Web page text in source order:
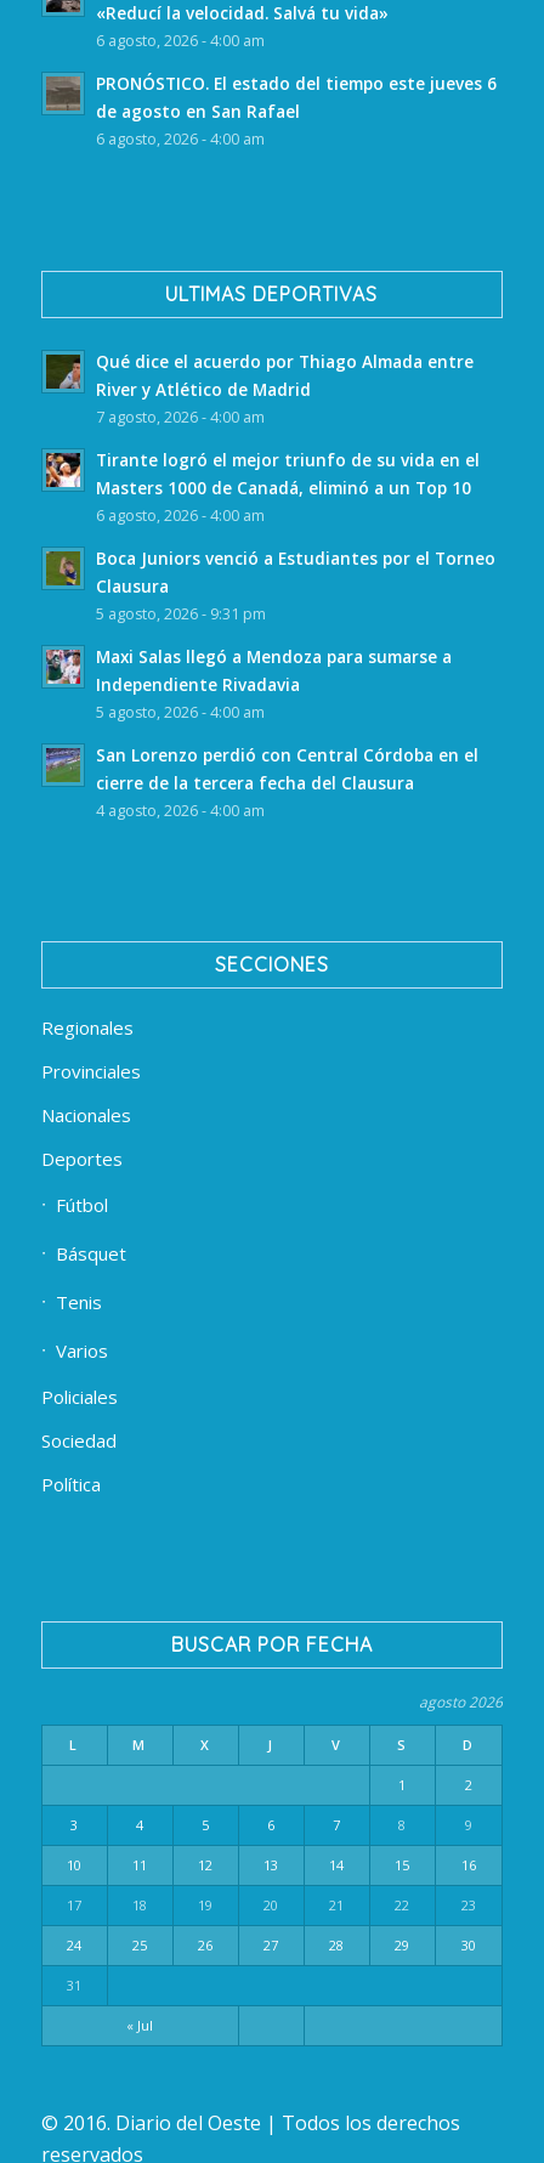
«Reducí la velocidad. Salvá tu vida»
6 agosto, 2026 - 4:00 am
PRONÓSTICO. El estado del tiempo este jueves 6
de agosto en San Rafael
6 agosto, 2026 - 4:00 am
ULTIMAS DEPORTIVAS
Qué dice el acuerdo por Thiago Almada entre
River y Atlético de Madrid
7 agosto, 2026 - 4:00 am
Tirante logró el mejor triunfo de su vida en el
Masters 1000 de Canadá, eliminó a un Top 10
6 agosto, 2026 - 4:00 am
Boca Juniors venció a Estudiantes por el Torneo
Clausura
5 agosto, 2026 - 9:31 pm
Maxi Salas llegó a Mendoza para sumarse a
Independiente Rivadavia
5 agosto, 2026 - 4:00 am
San Lorenzo perdió con Central Córdoba en el
cierre de la tercera fecha del Clausura
4 agosto, 2026 - 4:00 am
SECCIONES
Regionales
Provinciales
Nacionales
Deportes
Fútbol
Básquet
Tenis
Varios
Policiales
Sociedad
Política
BUSCAR POR FECHA
agosto 2026
L M X J V S D
« Jul
1 2
3 4 5 6 7 8 9
10 11 12 13 14 15 16
17 18 19 20 21 22 23
24 25 26 27 28 29 30
31
© 2016. Diario del Oeste | Todos los derechos
reservados